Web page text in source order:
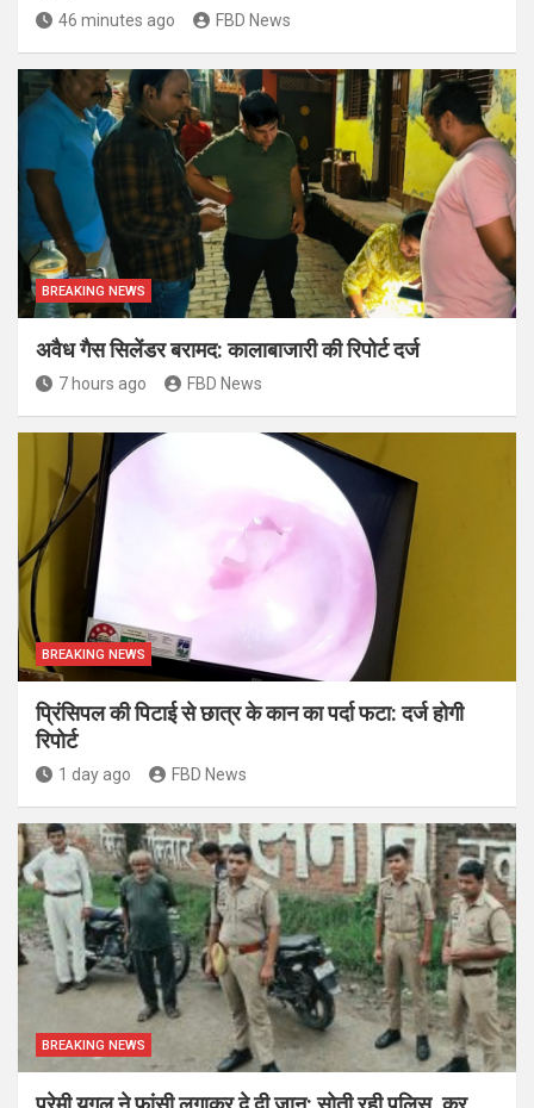
46 minutes ago FBD News
BREAKING NEWS
अवैध गैस सिलेंडर बरामद: कालाबाजारी की रिपोर्ट दर्ज
7 hours ago FBD News
BREAKING NEWS
प्रिंसिपल की पिटाई से छात्र के कान का पर्दा फटा: दर्ज होगी
रिपोर्ट
1 day ago FBD News
BREAKING NEWS